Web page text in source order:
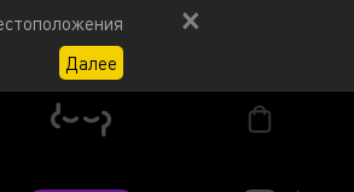
Далее